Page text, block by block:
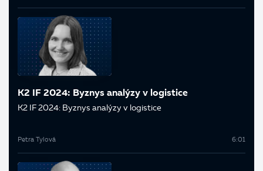
K2 IF 2024: Byznys analýzy v logistice
K2 IF 2024: Byznys analýzy v logistice
Petra Tylová 6:01